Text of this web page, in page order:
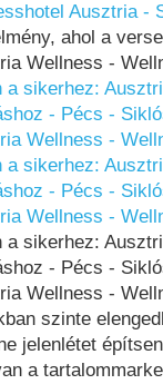
Ausztria -
ahol a
Wellness -
a sikerhez:
- Pécs -
Wellness -
a sikerhez:
- Pécs -
Wellness -
a sikerhez:
- Pécs -
Wellness -
szinte
jelenlétet
a